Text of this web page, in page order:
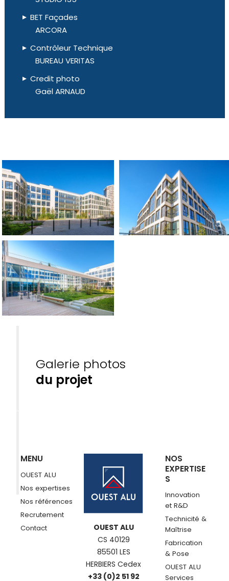
BET Façades
ARCORA
Contrôleur Technique
BUREAU VERITAS
Credit photo
Gaël ARNAUD
Galerie photos
du projet
MENU
OUEST ALU
Nos expertises
Nos références
Recrutement
Contact
OUEST ALU
CS 40129
85501 LES
HERBIERS Cedex
+33 (0)2 51 92
NOS
EXPERTISE
S
Innovation
et R&D
Technicité &
Maîtrise
Fabrication
& Pose
OUEST ALU
Services